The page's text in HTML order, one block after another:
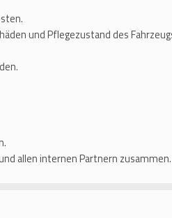
und Pflegezustand des
allen internen Partnern zusammen.